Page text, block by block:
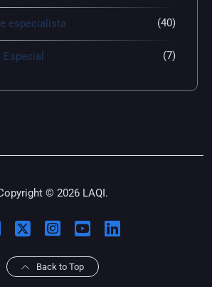
especialista (40)
(7)
© 2026 LAQI.
Back to Top